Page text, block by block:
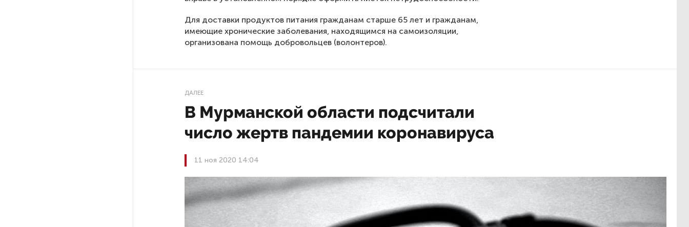
Для доставки продуктов питания гражданам старше 65 лет и гражданам,
имеющие хронические заболевания, находящимся на самоизоляции,
организована помощь добровольцев (волонтеров).
ДАЛЕЕ
В Мурманской области подсчитали
число жертв пандемии коронавируса
11 ноя 2020 14:04